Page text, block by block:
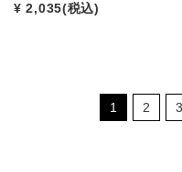
¥ 2,035(税込)
1 2 3